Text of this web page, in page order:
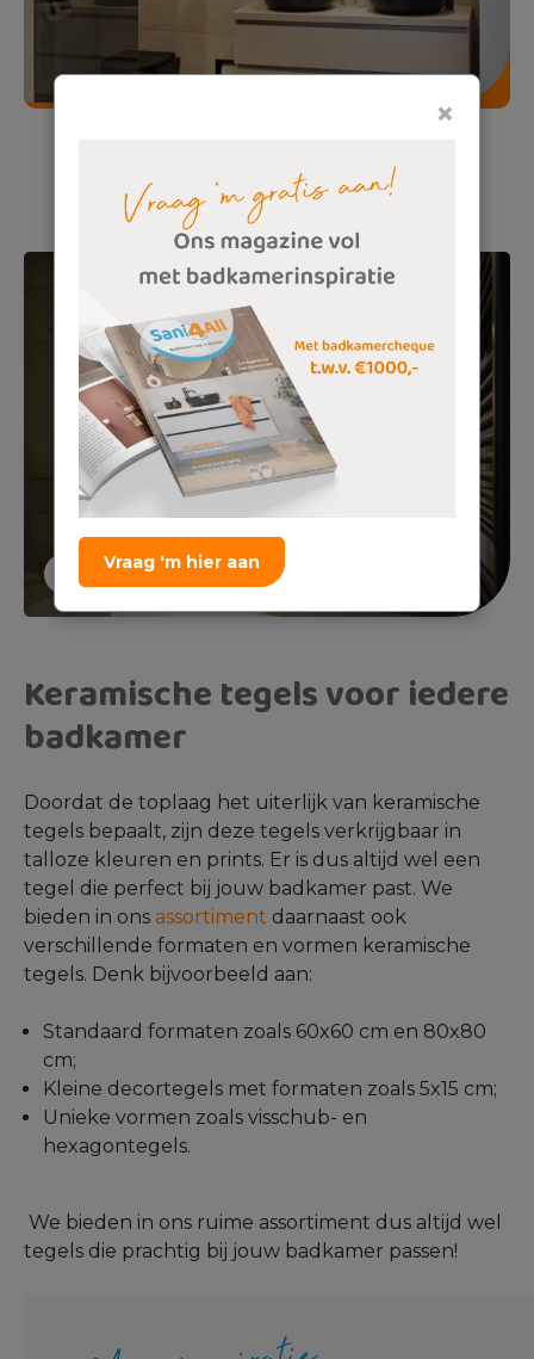
×
Vraag 'm hier aan
Keramische tegels voor iedere
badkamer
Doordat de toplaag het uiterlijk van keramische
tegels bepaalt, zijn deze tegels verkrijgbaar in
talloze kleuren en prints. Er is dus altijd wel een
tegel die perfect bij jouw badkamer past. We
bieden in ons assortiment daarnaast ook
verschillende formaten en vormen keramische
tegels. Denk bijvoorbeeld aan:
Standaard formaten zoals 60x60 cm en 80x80
cm;
Kleine decortegels met formaten zoals 5x15 cm;
Unieke vormen zoals visschub- en
hexagontegels.
We bieden in ons ruime assortiment dus altijd wel
tegels die prachtig bij jouw badkamer passen!